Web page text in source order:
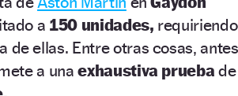
a 150 unidades, requiriendo
de ellas. Entre otras cosas, antes
a unaexhaustiva prueba de